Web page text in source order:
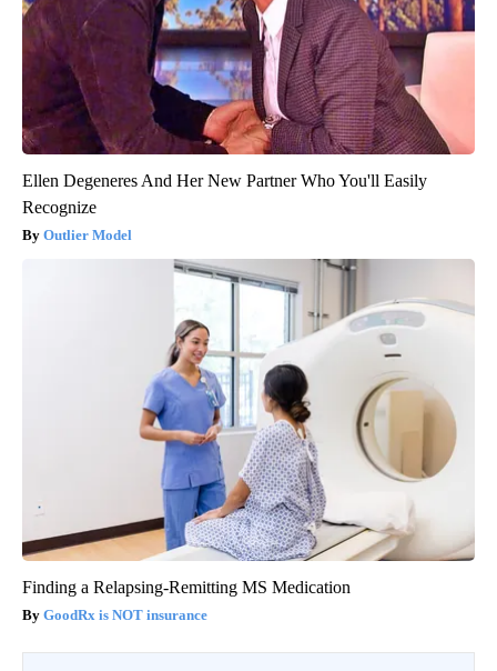
Ellen Degeneres And Her New Partner Who You'll Easily
Recognize
Outlier Model
Finding a Relapsing-Remitting MS Medication
GoodRx is NOT insurance